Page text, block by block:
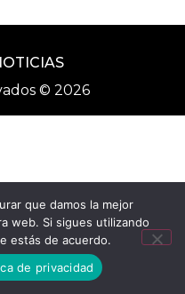
© 2026
que damos la mejor
web. Si sigues utilizando
estás de acuerdo.
de privacidad